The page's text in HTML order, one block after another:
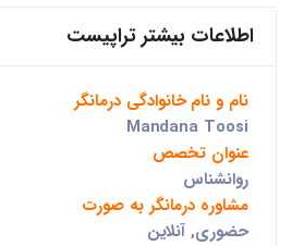
اطلاعات بیشتر تراپیست
نام و نام خانوادگی درمانگر
Mandana Toosi
عنوان تخصص
روانشناس
مشاوره درمانگر به صورت
حضوری, آنلاین